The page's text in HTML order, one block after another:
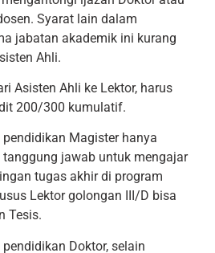
Syarat lain dalam
jabatan akademik ini kurang
Ahli.
Asisten Ahli ke Lektor, harus
200/300 kumulatif.
pendidikan Magister hanya
jawab untuk mengajar
tugas akhir di program
Lektor golongan III/D bisa
Tesis.
Doktor, selain